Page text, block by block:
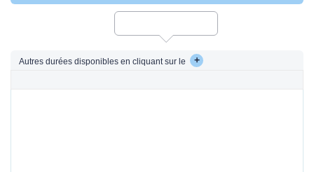
Autres durées disponibles en cliquant sur le +